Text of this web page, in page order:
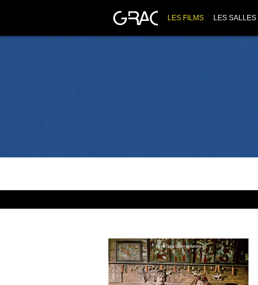
LES FILMS LES SALLES